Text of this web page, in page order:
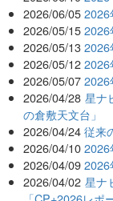
2026/06/05 2026
2026/05/15 2026
2026/05/13 2026
2026/05/12 2026
2026/05/07 2026
2026/04/28 星ナ
の倉敷天文台」
2026/04/24 従来
2026/04/10 2026
2026/04/09 2026
2026/04/02 星ナ